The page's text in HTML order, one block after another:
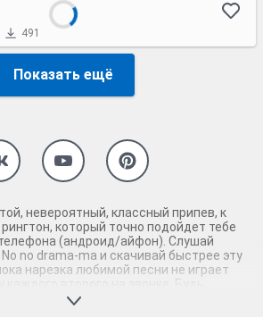
491
Показать ещё
невероятный, классный припев, к
который точно подойдет тебе
(андроид/айфон). Слушай
no drama-ma и скачивай быстрее эту
нарезка любимой песни не играет
каждого второго на звонке. Будь
сей шедевр музыки и оценит